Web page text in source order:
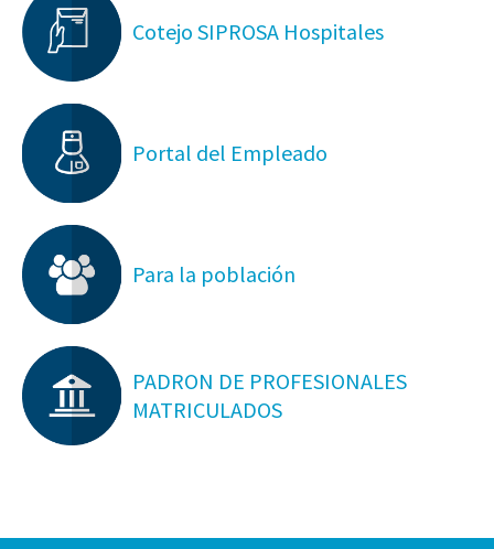
Cotejo SIPROSA Hospitales
Portal del Empleado
Para la población
PADRON DE PROFESIONALES
MATRICULADOS